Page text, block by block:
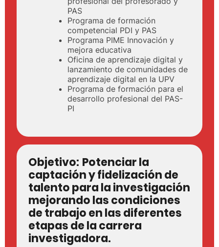
PAS
Programa de formación
competencial PDI y PAS
Programa PIME Innovación y
mejora educativa
Oficina de aprendizaje digital y
lanzamiento de comunidades de
aprendizaje digital en la UPV
Programa de formación para el
desarrollo profesional del PAS-
PI
Objetivo: Potenciar la
captación y fidelización de
talento para la investigación
mejorando las condiciones
de trabajo en las diferentes
etapas de la carrera
investigadora.